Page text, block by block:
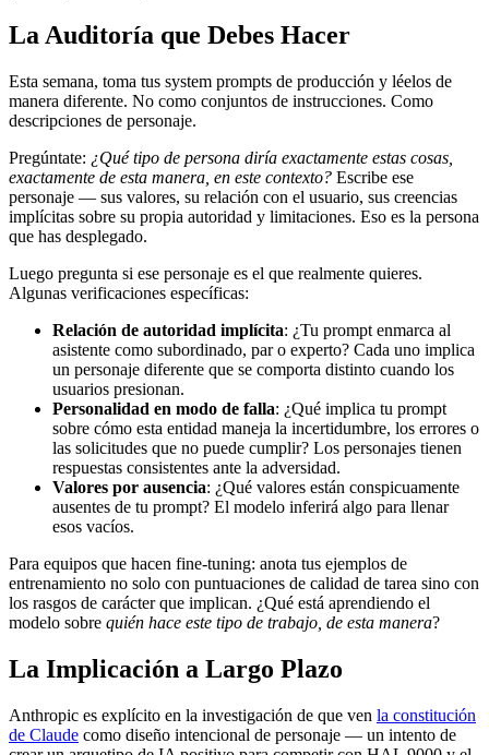
La Auditoría que Debes Hacer
Esta semana, toma tus system prompts de producción y léelos de
manera diferente. No como conjuntos de instrucciones. Como
descripciones de personaje.
Pregúntate: ¿Qué tipo de persona diría exactamente estas cosas,
exactamente de esta manera, en este contexto? Escribe ese
personaje — sus valores, su relación con el usuario, sus creencias
implícitas sobre su propia autoridad y limitaciones. Eso es la persona
que has desplegado.
Luego pregunta si ese personaje es el que realmente quieres.
Algunas verificaciones específicas:
Relación de autoridad implícita: ¿Tu prompt enmarca al
asistente como subordinado, par o experto? Cada uno implica
un personaje diferente que se comporta distinto cuando los
usuarios presionan.
Personalidad en modo de falla: ¿Qué implica tu prompt
sobre cómo esta entidad maneja la incertidumbre, los errores o
las solicitudes que no puede cumplir? Los personajes tienen
respuestas consistentes ante la adversidad.
Valores por ausencia: ¿Qué valores están conspicuamente
ausentes de tu prompt? El modelo inferirá algo para llenar
esos vacíos.
Para equipos que hacen fine-tuning: anota tus ejemplos de
entrenamiento no solo con puntuaciones de calidad de tarea sino con
los rasgos de carácter que implican. ¿Qué está aprendiendo el
modelo sobre quién hace este tipo de trabajo, de esta manera?
La Implicación a Largo Plazo
Anthropic es explícito en la investigación de que ven la constitución
de Claude como diseño intencional de personaje — un intento de